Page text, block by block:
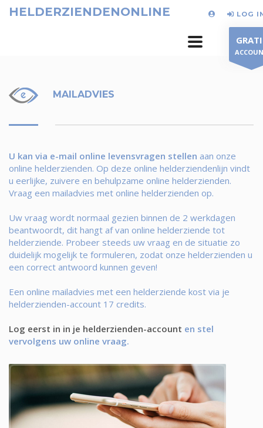
HELDERZIENDENONLINE LOG
MAILADVIES
U kan via e-mail online levensvragen stellen aan onze
online helderzienden. Op deze online helderziendenlijn vindt
u eerlijke, zuivere en behulpzame online helderzienden.
Vraag een mailadvies met online helderzienden op.
Uw vraag wordt normaal gezien binnen de 2 werkdagen
beantwoordt, dit hangt af van online helderziende tot
helderziende. Probeer steeds uw vraag en de situatie zo
duidelijk mogelijk te formuleren, zodat onze helderzienden u
een correct antwoord kunnen geven!
Een online mailadvies met een helderziende kost via je
helderzienden-account 17 credits.
Log eerst in in je helderzienden-account en stel
vervolgens uw online vraag.